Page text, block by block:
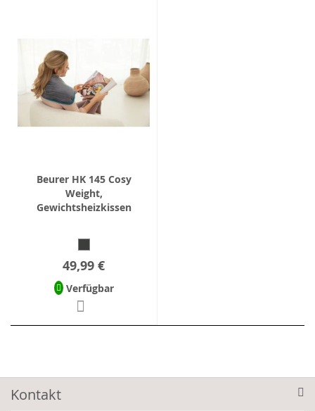
Beurer HK 145 Cosy
Weight,
Gewichtsheizkissen
49,99 €
Verfügbar
Kontakt